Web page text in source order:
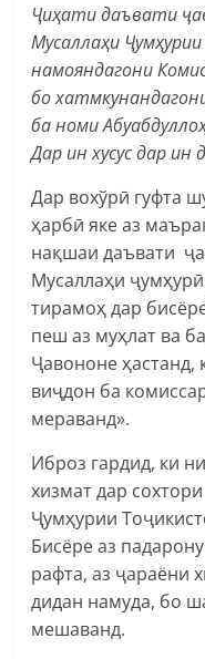
Ҷиҳати даъвати
Мусаллаҳи
намояндагони
бо
ба номи
Дар ин хусус дар ин
Дар вохўрӣ гуфта
ҳарбӣ яке аз
нақшаи даъвати
Мусаллаҳи
тирамоҳ дар
пеш аз муҳлат ва
Ҷавононе ҳастанд,
виҷдон ба
мераванд».
Иброз гардид, ки
хизмат дар
Ҷумҳурии
Бисёре аз
рафта, аз ҷараёни
дидан намуда, бо
мешаванд.